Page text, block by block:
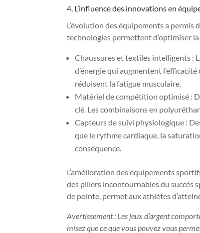
4. L’influence des innovations en
L’évolution des équipements a
technologies permettent d’optimiser
Chaussures et textiles intelligents :
d’énergie qui augmentent
réduisent la fatigue musculaire.
Matériel de compétition optimisé :
clé. Les combinaisons en
Capteurs de suivi physiologique :
que le rythme cardiaque, la
conséquence.
L’amélioration des équipements
des piliers incontournables du succès
de pointe, permet aux athlètes
Avertissement : Les jeux d’argent
misez que ce que vous pouvez vous